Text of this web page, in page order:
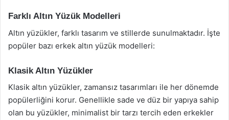
Farklı Altın Yüzük Modelleri
Altın yüzükler, farklı tasarım ve stillerde sunulmaktadır. İşte
popüler bazı erkek altın yüzük modelleri:
Klasik Altın Yüzükler
Klasik altın yüzükler, zamansız tasarımları ile her dönemde
popülerliğini korur. Genellikle sade ve düz bir yapıya sahip
olan bu yüzükler, minimalist bir tarzı tercih eden erkekler